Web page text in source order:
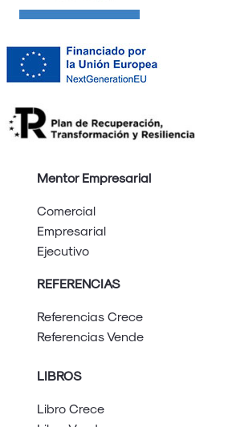
Mentor Empresarial
Comercial
Empresarial
Ejecutivo
REFERENCIAS
Referencias Crece
Referencias Vende
LIBROS
Libro Crece